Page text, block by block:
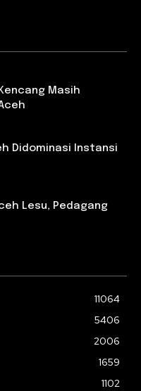
Masih
Didominasi Instansi
Lesu, Pedagang
11064
5406
2006
1659
1102